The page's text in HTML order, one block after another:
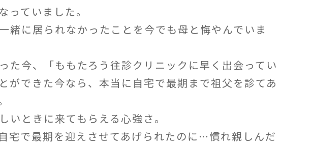
っていました。
緒に居られなかったことを今でも母と悔やんでいま
た今、「ももたろう往診クリニックに早く出会ってい
できた今なら、本当に自宅で最期まで祖父を診てあ
ときに来てもらえる心強さ。
宅で最期を迎えさせてあげられたのに…慣れ親しんだ